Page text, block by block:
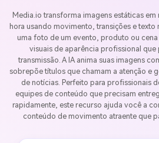
Media.io transforma imagens estáticas em
hora usando movimento, transições e texto
uma foto de um evento, produto ou
visuais de aparência profissional
transmissão. A IA anima suas imagens
sobrepõe títulos que chamam a atenção e
de notícias. Perfeito para profissionais
equipes de conteúdo que precisam
rapidamente, este recurso ajuda você a
conteúdo de movimento atraente que